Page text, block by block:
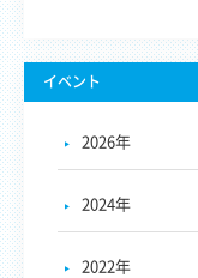
イベント
2026年
2024年
2022年